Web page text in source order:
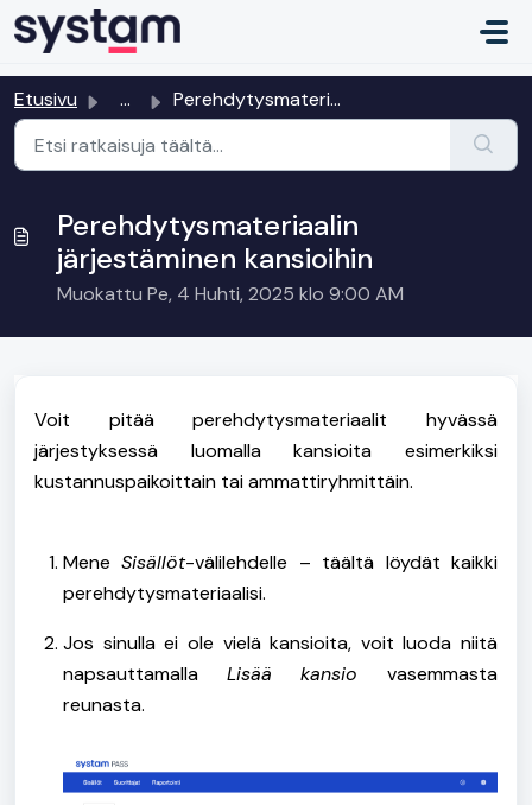
Siirry pääsisältöön
Etusivu ... Perehdytysmateriaalin järjestäminen kansioihin
Perehdytysmateriaalin
järjestäminen kansioihin
Muokattu Pe, 4 Huhti, 2025 klo 9:00 AM
Voit pitää perehdytysmateriaalit hyvässä
järjestyksessä luomalla kansioita esimerkiksi
kustannuspaikoittain tai ammattiryhmittäin.
MeneSisällöt-välilehdelle – täältä löydät kaikki
perehdytysmateriaalisi.
Jos sinulla ei ole vielä kansioita, voit luoda niitä
napsauttamalla Lisää kansiovasemmasta
reunasta.